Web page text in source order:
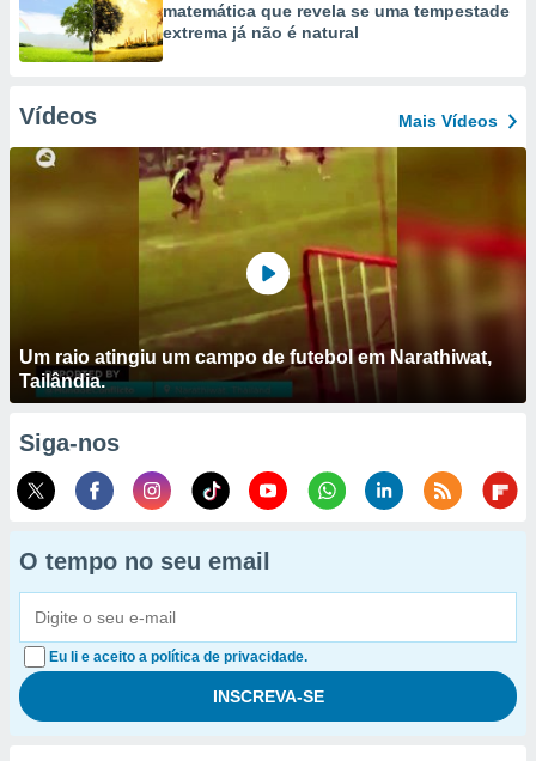
matemática que revela se uma tempestade
extrema já não é natural
Vídeos Mais Vídeos
Um raio atingiu um campo de futebol em Narathiwat,
Tailândia.
Siga-nos
O tempo no seu email
Eu li e aceito a política de privacidade.